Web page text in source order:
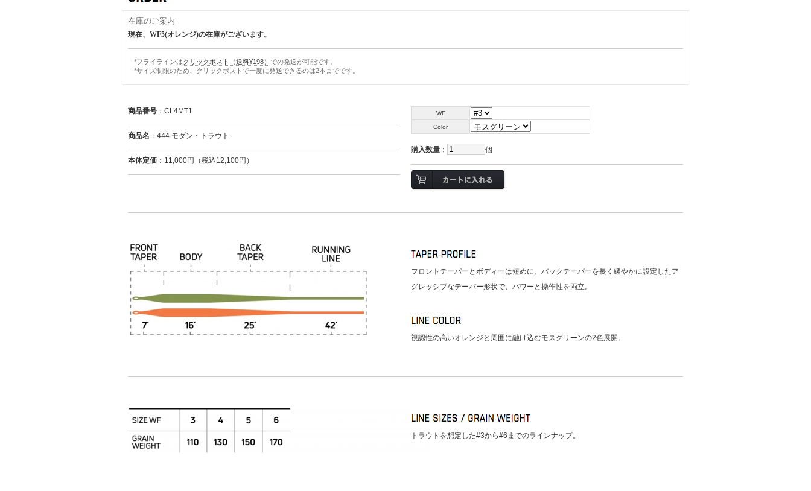
在庫のご案内
現在、WF5(オレンジ)の在庫がございます。
*フライラインはクリックポスト（送料¥198） での発送が可能です。
*サイズ制限のため、クリックポストで一度に発送できるのは2本までです。
商品番号 ：CL4MT1
商品名 ：444 モダン・トラウト
本体定価 ：11,000円（税込12,100円）
WF
Color
購入数量 ： 個
フロントテーパーとボディーは短めに、バックテーパーを長く緩やかに設定したア
グレッシブなテーパー形状で、パワーと操作性を両立。
視認性の高いオレンジと周囲に融け込むモスグリーンの2色展開。
トラウトを想定した#3から#6までのラインナップ。